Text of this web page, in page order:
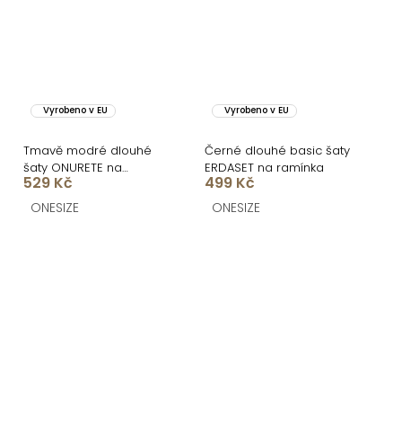
Vyrobeno v EU
Tmavě modré dlouhé
šaty ONURETE na
ramínka
529 Kč
ONESIZE
Vyrobeno v EU
Černé dlouhé basic šaty
ERDASET na ramínka
499 Kč
ONESIZE